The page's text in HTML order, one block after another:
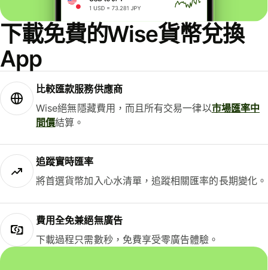
下載免費的Wise貨幣兌換
App
比較匯款服務供應商
Wise絕無隱藏費用，而且所有交易一律以市場匯率中
間價結算。
追蹤實時匯率
將首選貨幣加入心水清單，追蹤相關匯率的長期變化。
費用全免兼絕無廣告
下載過程只需數秒，免費享受零廣告體驗。